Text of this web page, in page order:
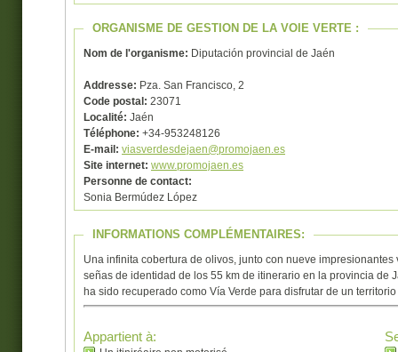
ORGANISME DE GESTION DE LA VOIE VERTE :
Nom de l'organisme: Diputación provincial de Jaén
Addresse: Pza. San Francisco, 2
Code postal: 23071
Localité: Jaén
Téléphone: +34-953248126
E-mail: viasverdesdejaen@promojaen.es
Site internet: www.promojaen.es
Personne de contact:
Sonia Bermúdez López
INFORMATIONS COMPLÉMENTAIRES:
Una infinita cobertura de olivos, junto con nueve
señas de identidad de los 55 km de itinerario en la provincia de
ha sido recuperado como Vía Verde para disfrutar de un
Appartient à: